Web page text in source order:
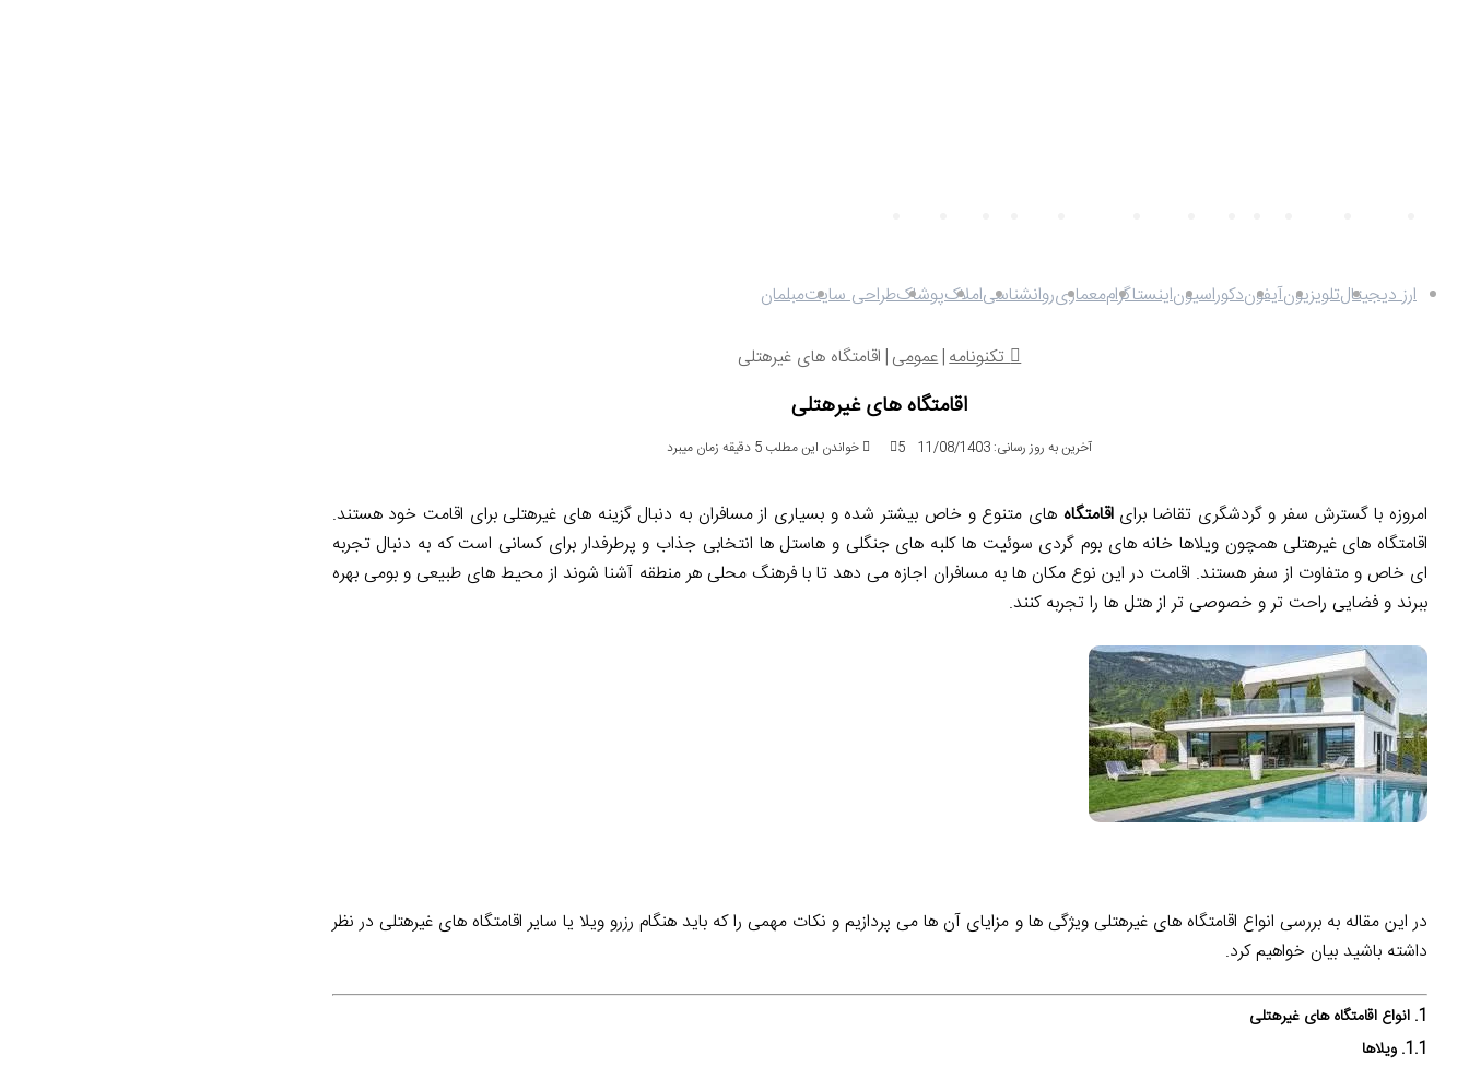
ارز دیجیتالتلویزیونآیفوندکوراسیوناینستاگراممعماریروانشناسیاملاکپوشاکطراحی سایتمبلمان
تکنونامه|عمومی|اقامتگاه های غیرهتلی
اقامتگاه های غیرهتلی
آخرین به روز رسانی: 11/08/1403 5 خواندن این مطلب 5 دقیقه زمان میبرد
امروزه با گسترش سفر و گردشگری تقاضا برایاقامتگاههای متنوع و خاص بیشتر شده و بسیاری از مسافران به دنبال گزینه های غیرهتلی برای اقامت خود هستند.
اقامتگاه های غیرهتلی همچون ویلاها خانه های بوم گردی سوئیت ها کلبه های جنگلی و هاستل ها انتخابی جذاب و پرطرفدار برای کسانی است که به دنبال تجربه
ای خاص و متفاوت از سفر هستند. اقامت در این نوع مکان ها به مسافران اجازه می دهد تا با فرهنگ محلی هر منطقه آشنا شوند از محیط های طبیعی و بومی بهره
ببرند و فضایی راحت تر و خصوصی تر از هتل ها را تجربه کنند.
در این مقاله به بررسی انواع اقامتگاه های غیرهتلی ویژگی ها و مزایای آن ها می پردازیم و نکات مهمی را که باید هنگام رزرو ویلا یا سایر اقامتگاه های غیرهتلی در نظر
داشته باشید بیان خواهیم کرد.
1. انواع اقامتگاه های غیرهتلی
1.1. ویلاها